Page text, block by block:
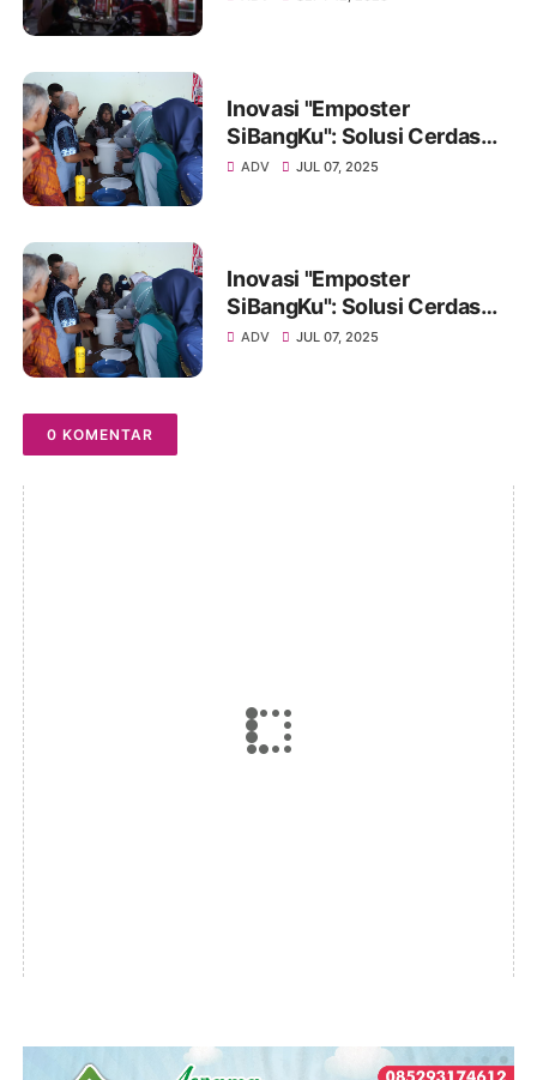
Inovasi "Emposter
SiBangKu": Solusi Cerdas
Masyarakat Jatipurno Olah
ADV JUL 07, 2025
Inovasi "Emposter
SiBangKu": Solusi Cerdas
Masyarakat Jatipurno Olah
ADV JUL 07, 2025
0 KOMENTAR